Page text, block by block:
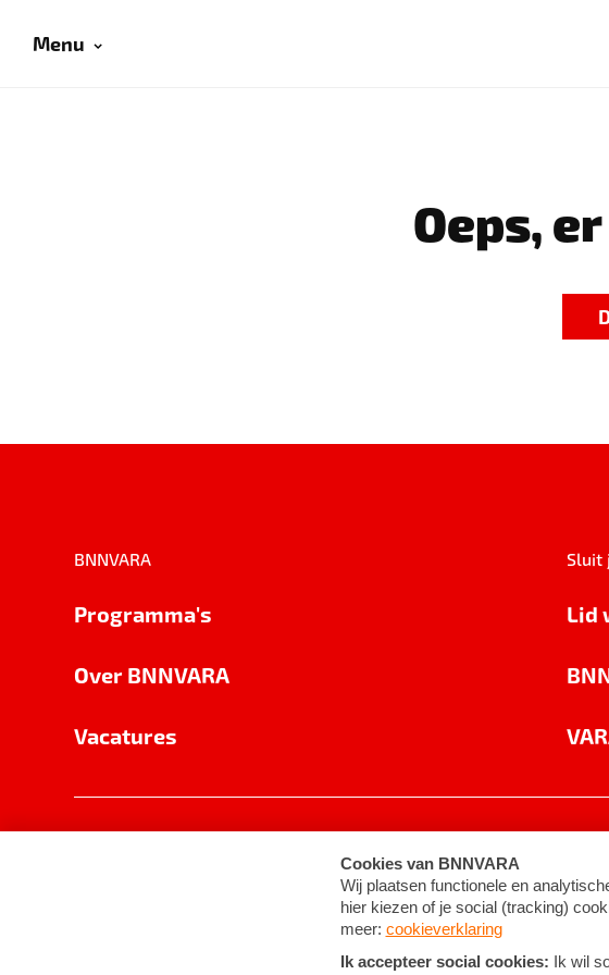
Menu
Oeps,
BNNVARA
Programma's
Over BNNVARA
Vacatures
Sluit
Lid
Cookie-instellingen Algemene